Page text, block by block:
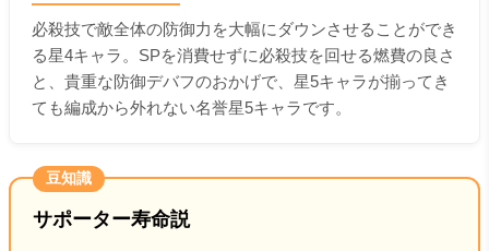
必殺技で敵全体の防御力を大幅にダウンさせることができ
る星4キャラ。SPを消費せずに必殺技を回せる燃費の良さ
と、貴重な防御デバフのおかげで、星5キャラが揃ってき
ても編成から外れない名誉星5キャラです。
豆知識
サポーター寿命説